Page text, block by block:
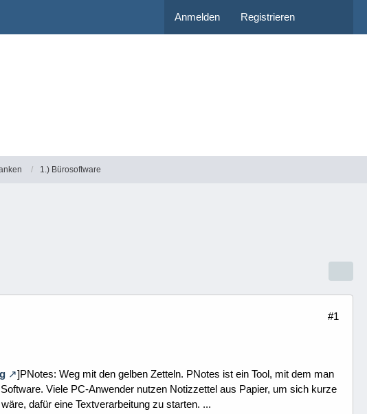
Anmelden Registrieren
1.) Bürosoftware
#1
]PNotes: Weg mit den gelben Zetteln. PNotes ist ein Tool, mit dem man
Viele PC-Anwender nutzen Notizzettel aus Papier, um sich kurze
dafür eine Textverarbeitung zu starten. ...